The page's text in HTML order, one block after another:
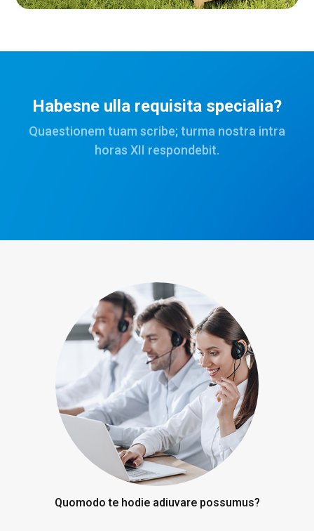
Habesne ulla requisita specialia?
Quaestionem tuam scribe; turma nostra intra
horas XII respondebit.
Quomodo te hodie adiuvare possumus?